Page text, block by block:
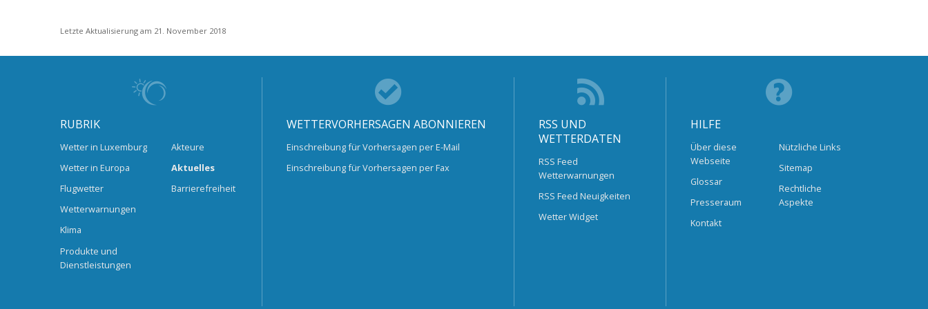
Letzte Aktualisierung am 21. November 2018
RUBRIK
Wetter in Luxemburg
Wetter in Europa
Flugwetter
Wetterwarnungen
Klima
Produkte und
Dienstleistungen
Akteure
Aktuelles
Barrierefreiheit
WETTERVORHERSAGEN ABONNIEREN
Einschreibung für Vorhersagen per E-Mail
Einschreibung für Vorhersagen per Fax
RSS UND
WETTERDATEN
RSS Feed
Wetterwarnungen
RSS Feed Neuigkeiten
Wetter Widget
HILFE
Über diese
Webseite
Glossar
Presseraum
Kontakt
Nützliche Links
Sitemap
Rechtliche
Aspekte